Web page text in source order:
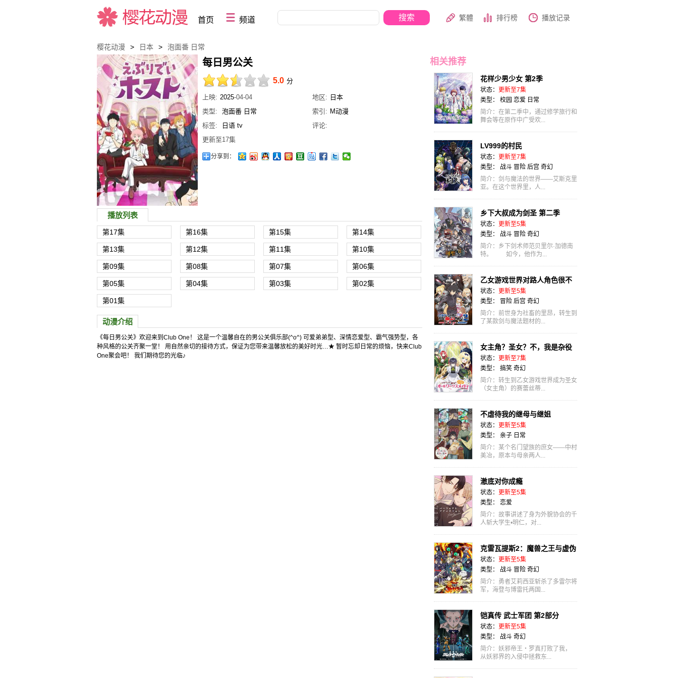
樱花动漫
首页 频道 繁體 排行榜 播放记录
樱花动漫 > 日本 > 泡面番 日常
每日男公关
每日男公关
5.0 分
上映: 2025-04-04 地区: 日本
类型:
泡面番 日常 索引: M动漫
标签:
日语 tv
评论:
更新至17集
分享到：
播放列表
第17集 第16集 第15集 第14集
第13集 第12集 第11集 第10集
第09集 第08集 第07集 第06集
第05集 第04集 第03集 第02集
第01集
动漫介绍
《每日男公关》欢迎来到Club One！ 这是一个温馨自在的男公关俱乐部(^o^) 可爱弟弟型、深情恋爱型、霸气强势型，各
种风格的公关齐聚一堂！ 用自然亲切的接待方式，保证为您带来温馨放松的美好时光…★ 暂时忘却日常的烦恼，快来Club
One聚会吧！ 我们期待您的光临♪
相关推荐
花样少男少女 第2季
状态： 更新至7集
类型： 校园 恋爱 日常
简介：在第二季中，通过修学旅行和
舞会等在原作中广受欢...
LV999的村民
状态： 更新至7集
类型： 战斗 冒险 后宫 奇幻
简介：剑与魔法的世界——艾斯克里
亚。在这个世界里，人...
乡下大叔成为剑圣 第二季
状态： 更新至5集
类型： 战斗 冒险 奇幻
简介：乡下剑术师范贝里尔·加德南
特。 如今，他作为...
乙女游戏世界对路人角色很不
友好 第二季
状态： 更新至5集
类型： 冒险 后宫 奇幻
简介：前世身为社畜的里昂，转生到
了某款剑与魔法题材的...
女主角？圣女？不，我是杂役
女仆（自豪）！
状态： 更新至7集
类型： 搞笑 奇幻
简介：转生到乙女游戏世界成为圣女
（女主角）的赛蕾丝蒂...
不虐待我的继母与继姐
状态： 更新至5集
类型： 亲子 日常
简介：某个名门望族的庶女——中村
美冶，原本与母亲两人...
澈底对你成瘾
状态： 更新至5集
类型： 恋爱
简介：故事讲述了身为外貌协会的千
人斩大学生•明仁，对...
克雷瓦提斯2：魔兽之王与虚伪
的勇者传承
状态： 更新至5集
类型： 战斗 冒险 奇幻
简介：勇者艾莉西亚斩杀了多雷尔将
军，海登与博雷托两国...
铠真传 武士军团 第2部分
状态： 更新至5集
类型： 战斗 奇幻
简介：妖邪帝王・罗真打败了我，
从妖邪界的入侵中拯救东...